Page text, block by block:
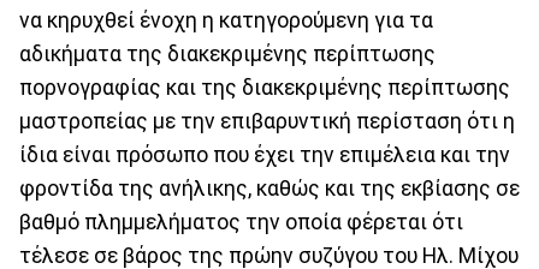
να κηρυχθεί ένοχη η κατηγορούμενη για τα
αδικήματα της διακεκριμένης περίπτωσης
πορνογραφίας και της διακεκριμένης περίπτωσης
μαστροπείας με την επιβαρυντική περίσταση ότι η
ίδια είναι πρόσωπο που έχει την επιμέλεια και την
φροντίδα της ανήλικης, καθώς και της εκβίασης σε
βαθμό πλημμελήματος την οποία φέρεται ότι
τέλεσε σε βάρος της πρώην συζύγου του Ηλ. Μίχου